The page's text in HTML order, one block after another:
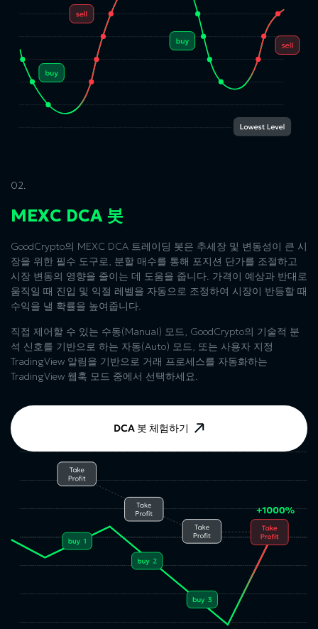
02.
MEXC DCA 봇
GoodCrypto의 MEXC DCA 트레이딩 봇은 추세장 및 변동성이 큰 시
장을 위한 필수 도구로, 분할 매수를 통해 포지션 단가를 조절하고
시장 변동의 영향을 줄이는 데 도움을 줍니다. 가격이 예상과 반대로
움직일 때 진입 및 익절 레벨을 자동으로 조정하여 시장이 반등할 때
수익을 낼 확률을 높여줍니다.
직접 제어할 수 있는 수동(Manual) 모드, GoodCrypto의 기술적 분
석 신호를 기반으로 하는 자동(Auto) 모드, 또는 사용자 지정
TradingView 알림을 기반으로 거래 프로세스를 자동화하는
TradingView 웹훅 모드 중에서 선택하세요.
DCA 봇 체험하기